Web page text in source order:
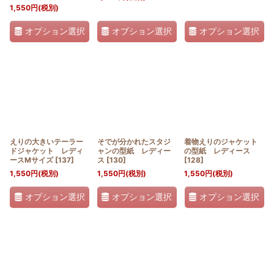
1,550円(税別)
オプション選択 オプション選択 オプション選択
えりの大きいテーラー
ドジャケット レディ
ースMサイズ [137]
1,550円(税別)
オプション選択
そでが分かれたスタジ
ャンの型紙 レディー
ス [130]
1,550円(税別)
オプション選択
着物えりのジャケット
の型紙 レディース
[128]
1,550円(税別)
オプション選択